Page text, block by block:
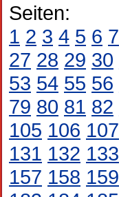
Seiten:
1 2 3 4 5 6 7
27 28 29 30
53 54 55 56
79 80 81 82
105 106 107
131 132 133
157 158 159